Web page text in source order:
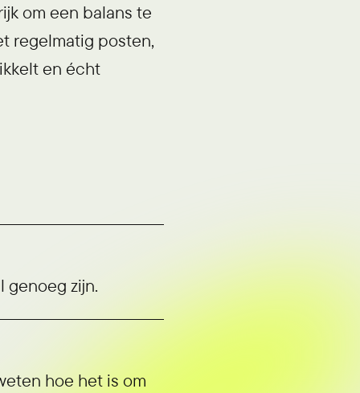
om een balans te
regelmatig posten,
en écht
genoeg zijn.
hoe het is om